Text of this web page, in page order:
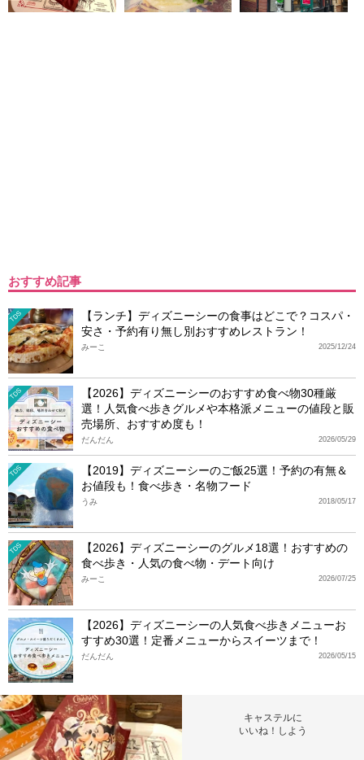
おすすめ記事
TDS
【ランチ】ディズニーシーの食事はどこで？コスパ・
安さ・予約有り無し別おすすめレストラン！
2025/12/24
みーこ
TDS
【2026】ディズニーシーのおすすめ食べ物30種厳
選！人気食べ歩きグルメや本格派メニューの値段と販
売場所、おすすめ度も！
2026/05/29
だんだん
TDS
【2019】ディズニーシーのご飯25選！予約の有無＆
お値段も！食べ歩き・名物フード
2018/05/17
うみ
TDS
【2026】ディズニーシーのグルメ18選！おすすめの
食べ歩き・人気の食べ物・デート向け
2026/07/25
みーこ
【2026】ディズニーシーの人気食べ歩きメニューお
すすめ30選！定番メニューからスイーツまで！
2026/05/15
だんだん
キャステルに
いいね！しよう